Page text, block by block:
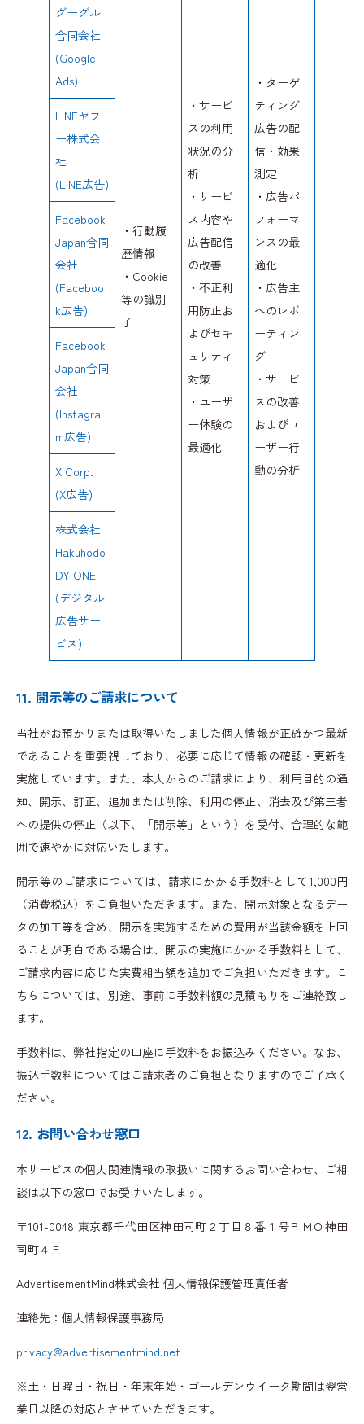
・行動履
歴情報
・Cookie
等の識別
子
・サービ
スの利用
状況の分
析
・サービ
ス内容や
広告配信
の改善
・不正利
用防止お
よびセキ
ュリティ
対策
・ユーザ
ー体験の
最適化
・ターゲ
ティング
広告の配
信・効果
測定
・広告パ
フォーマ
ンスの最
適化
・広告主
へのレポ
ーティン
グ
・サービ
スの改善
およびユ
ーザー行
動の分析
グーグル
合同会社
(Google
Ads)
LINEヤフ
ー株式会
社
(LINE広告)
Facebook
Japan合同
会社
(Faceboo
k広告)
Facebook
Japan合同
会社
(Instagra
m広告)
X Corp.
(X広告)
株式会社
Hakuhodo
DY ONE
(デジタル
広告サー
ビス)
11. 開示等のご請求について
当社がお預かりまたは取得いたしました個人情報が正確かつ最新
であることを重要視しており、必要に応じて情報の確認・更新を
実施しています。また、本人からのご請求により、利用目的の通
知、開示、訂正、追加または削除、利用の停止、消去及び第三者
への提供の停止（以下、「開示等」という）を受付、合理的な範
囲で速やかに対応いたします。
開示等のご請求については、請求にかかる手数料として1,000円
（消費税込）をご負担いただきます。また、開示対象となるデー
タの加工等を含め、開示を実施するための費用が当該金額を上回
ることが明白である場合は、開示の実施にかかる手数料として、
ご請求内容に応じた実費相当額を追加でご負担いただきます。こ
ちらについては、別途、事前に手数料額の見積もりをご連絡致し
ます。
手数料は、弊社指定の口座に手数料をお振込みください。なお、
振込手数料についてはご請求者のご負担となりますのでご了承く
ださい。
12. お問い合わせ窓口
本サービスの個人関連情報の取扱いに関するお問い合わせ、ご相
談は以下の窓口でお受けいたします。
〒101-0048 東京都千代田区神田司町２丁目８番１号ＰＭＯ神田
司町４Ｆ
AdvertisementMind株式会社 個人情報保護管理責任者
連絡先：個人情報保護事務局
privacy@advertisementmind.net
※土・日曜日・祝日・年末年始・ゴールデンウイーク期間は翌営
業日以降の対応とさせていただきます。